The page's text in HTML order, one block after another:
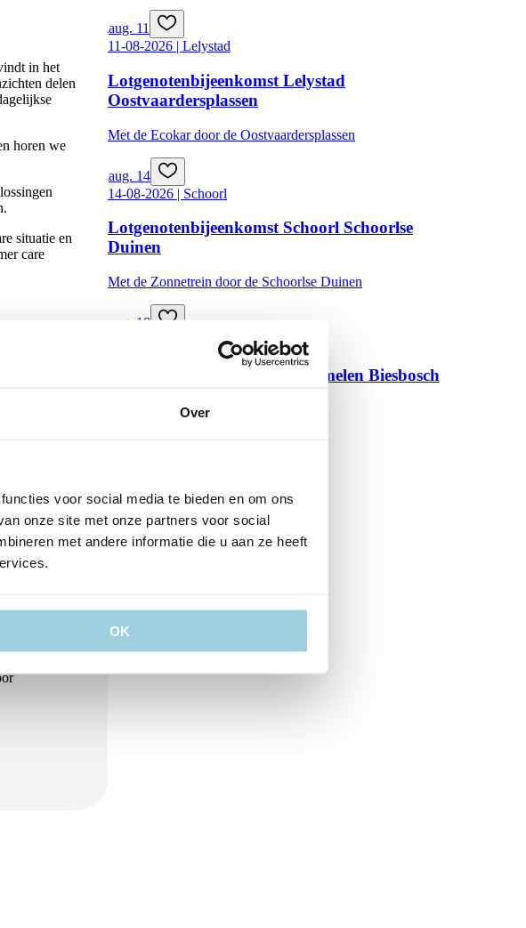
Over
voor social media te bieden en om ons
onze site met onze partners voor social
met andere informatie die u aan ze heeft
OK
in het
delen
horen we
situatie en
care
te
aug. 11
11-08-2026 | Lelystad
Lotgenotenbijeenkomst Lelystad
Oostvaardersplassen
Met de Ecokar door de Oostvaardersplassen
aug. 14
14-08-2026 | Schoorl
Lotgenotenbijeenkomst Schoorl Schoorlse
Duinen
Met de Zonnetrein door de Schoorlse Duinen
aug. 18
18-08-2026 | Drimmelen
Lotgenotenbijeenkomst Drimmelen Biesbosch
Rondvaart door de Biesbosch